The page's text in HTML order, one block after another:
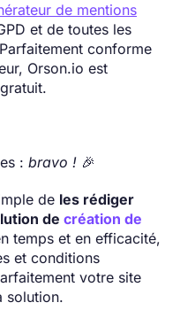
de mentions
et de toutes les
conforme
Orson.io est
: bravo ! 🎉
de les rédiger
de création de
temps et en efficacité,
et conditions
votre site
solution.